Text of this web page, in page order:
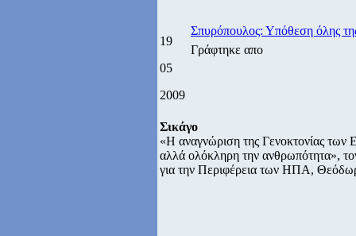
19
05
2009
Σπυρόπουλος: Υπόθεση όλης
Γράφτηκε απο
Σικάγο
«Η αναγνώριση της Γενοκτονίας
αλλά ολόκληρη την ανθρωπότητα»,
για την Περιφέρεια των ΗΠΑ,